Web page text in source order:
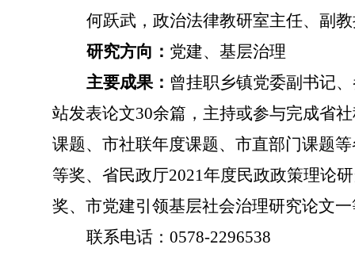
何跃武，政治法律教研室主任、副
研究方向： 党建、基层治理
主要成果： 曾挂职乡镇党委副书记
站发表论文30余篇，主持或参与完成省
课题、市社联年度课题、市直部门课题
等奖、省民政厅2021年度民政政策理论
奖、市党建引领基层社会治理研究论文
联系电话：0578-2296538